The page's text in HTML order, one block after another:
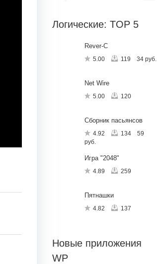
Логические: TOP 5
Rever-C
5.00 119 34 руб.
Net Wire
5.00 120
Сборник пасьянсов
4.92 134
59
руб.
Игра "2048"
4.89 259
Пятнашки
4.82 137
Новые приложения
WP